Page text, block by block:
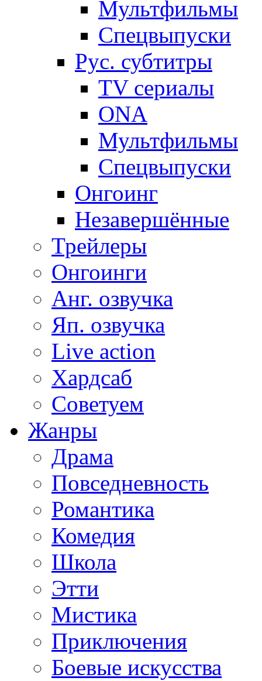
Мультфильмы
Спецвыпуски
Рус. субтитры
TV сериалы
ONA
Мультфильмы
Спецвыпуски
Онгоинг
Незавершённые
Трейлеры
Онгоинги
Анг. озвучка
Яп. озвучка
Live action
Хардсаб
Советуем
Жанры
Драма
Повседневность
Романтика
Комедия
Школа
Этти
Мистика
Приключения
Боевые искусства